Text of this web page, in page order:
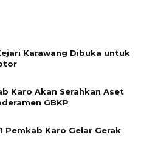
Karawang Dibuka untuk
Karo Akan Serahkan Aset
GBKP
Pemkab Karo Gelar Gerak